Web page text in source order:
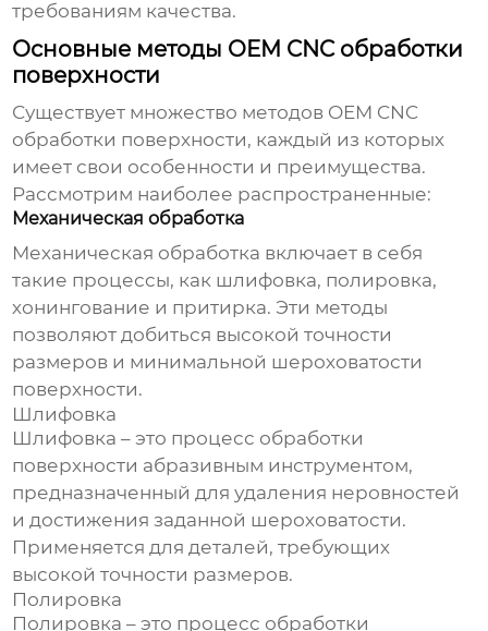
требованиям качества.
Основные методы OEM CNC обработки
поверхности
Существует множество методов OEM CNC
обработки поверхности, каждый из которых
имеет свои особенности и преимущества.
Рассмотрим наиболее распространенные:
Механическая обработка
Механическая обработка включает в себя
такие процессы, как шлифовка, полировка,
хонингование и притирка. Эти методы
позволяют добиться высокой точности
размеров и минимальной шероховатости
поверхности.
Шлифовка
Шлифовка – это процесс обработки
поверхности абразивным инструментом,
предназначенный для удаления неровностей
и достижения заданной шероховатости.
Применяется для деталей, требующих
высокой точности размеров.
Полировка
Полировка – это процесс обработки